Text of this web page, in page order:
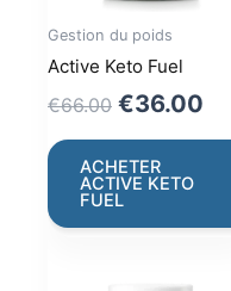
Gestion du poids
Active Keto Fuel
€66.00 Original
price
was:
€66.00.
€36.00
ACHETER
ACTIVE KETO
FUEL